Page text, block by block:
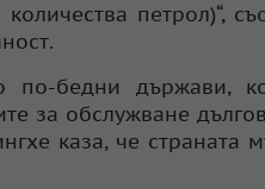
петрол)“,
бедни държави,
за обслужване
каза, че страната